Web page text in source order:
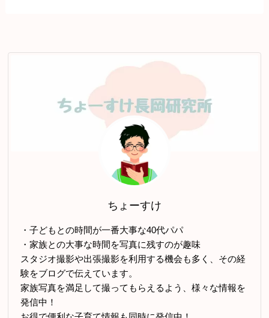
ちょーすけ
・子どもとの時間が一番大事な40代パパ
・家族との大事な時間を写真に残すのが趣味
スタジオ撮影や出張撮影を利用する機会も多く、その経
験をブログで伝えています。
家族写真を満足して撮ってもらえるよう、様々な情報を
発信中！